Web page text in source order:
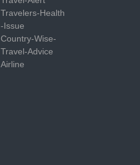
Travelers-Health
-Issue
Country-Wise-
Travel-Advice
Airline